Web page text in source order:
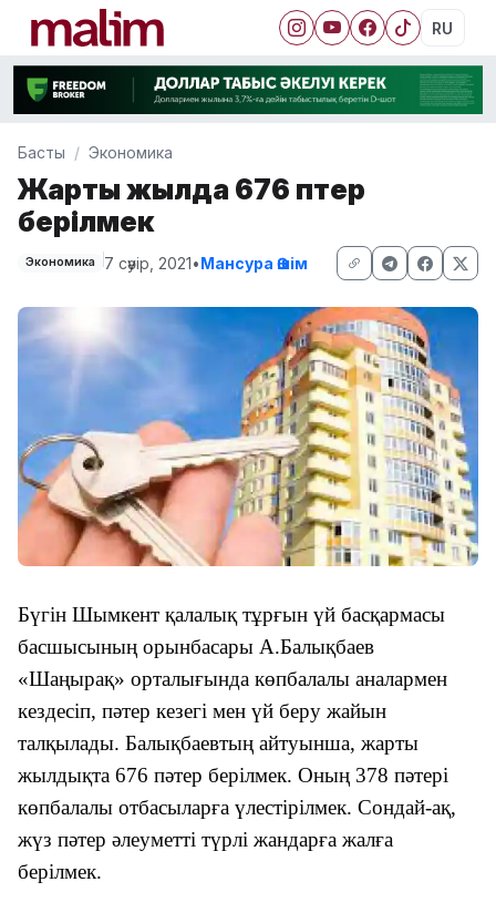
RU
Басты Экономика
Жарты жылда 676 пәтер
берілмек
Экономика 7 сәуір, 2021•Мансура Әшім
Бүгін Шымкент қалалық тұрғын үй басқармасы
басшысының орынбасары А.Балықбаев
«Шаңырақ» орталығында көпбалалы аналармен
кездесіп, пәтер кезегі мен үй беру жайын
талқылады. Балықбаевтың айтуынша, жарты
жылдықта 676 пәтер берілмек. Оның 378 пәтері
көпбалалы отбасыларға үлестірілмек. Сондай-ақ,
жүз пәтер әлеуметті түрлі жандарға жалға
берілмек.